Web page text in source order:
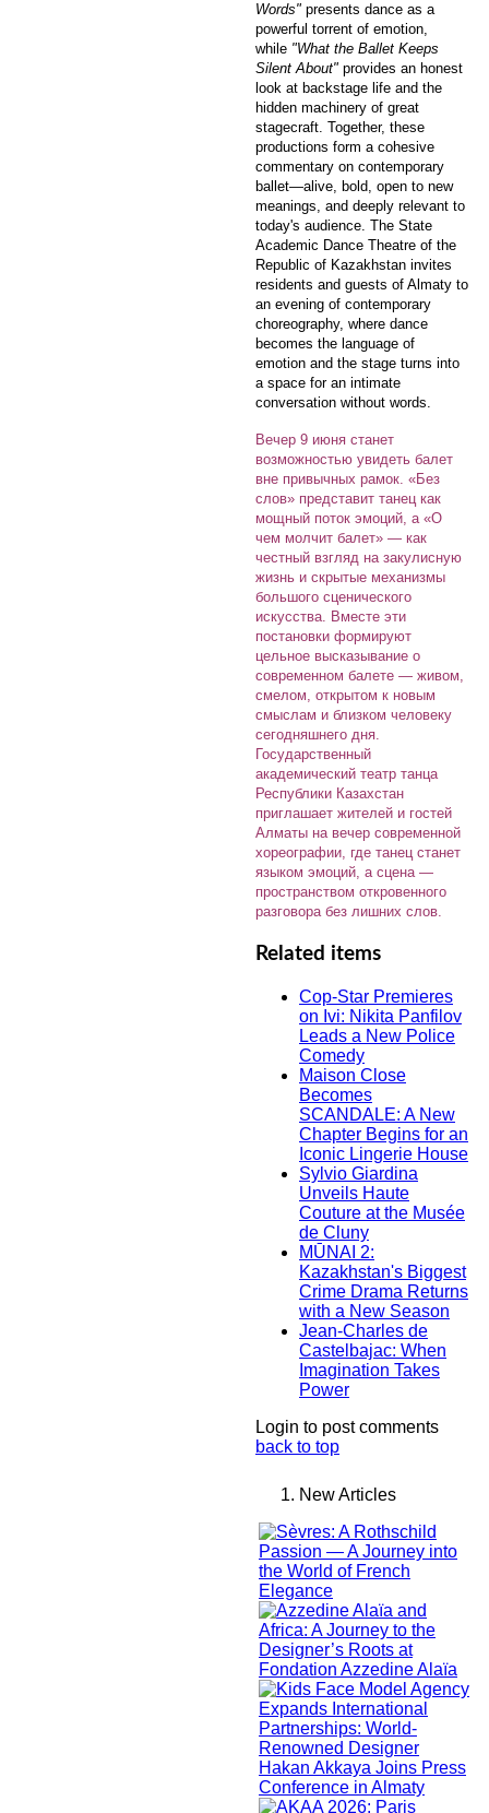
Words" presents dance as a
powerful torrent of emotion,
while "What the Ballet Keeps
Silent About" provides an honest
look at backstage life and the
hidden machinery of great
stagecraft. Together, these
productions form a cohesive
commentary on contemporary
ballet—alive, bold, open to new
meanings, and deeply relevant to
today's audience. The State
Academic Dance Theatre of the
Republic of Kazakhstan invites
residents and guests of Almaty to
an evening of contemporary
choreography, where dance
becomes the language of
emotion and the stage turns into
a space for an intimate
conversation without words.
Вечер 9 июня станет
возможностью увидеть балет
вне привычных рамок. «Без
слов» представит танец как
мощный поток эмоций, а «О
чем молчит балет» — как
честный взгляд на закулисную
жизнь и скрытые механизмы
большого сценического
искусства. Вместе эти
постановки формируют
цельное высказывание о
современном балете — живом,
смелом, открытом к новым
смыслам и близком человеку
сегодняшнего дня.
Государственный
академический театр танца
Республики Казахстан
приглашает жителей и гостей
Алматы на вечер современной
хореографии, где танец станет
языком эмоций, а сцена —
пространством откровенного
разговора без лишних слов.
Related items
Cop-Star Premieres
on Ivi: Nikita Panfilov
Leads a New Police
Comedy
Maison Close
Becomes
SCANDALE: A New
Chapter Begins for an
Iconic Lingerie House
Sylvio Giardina
Unveils Haute
Couture at the Musée
de Cluny
MŪNAI 2:
Kazakhstan's Biggest
Crime Drama Returns
with a New Season
Jean-Charles de
Castelbajac: When
Imagination Takes
Power
Login to post comments
back to top
New Articles